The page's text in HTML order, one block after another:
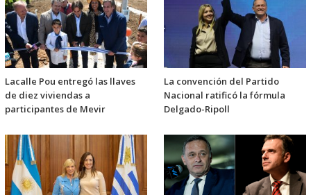
Lacalle Pou entregó las llaves
de diez viviendas a
participantes de Mevir
La convención del Partido
Nacional ratificó la fórmula
Delgado-Ripoll